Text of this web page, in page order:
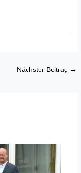
Nächster Beitrag →